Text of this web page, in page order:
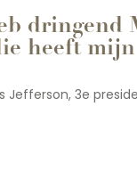
dringend
heeft
Jefferson, 3e